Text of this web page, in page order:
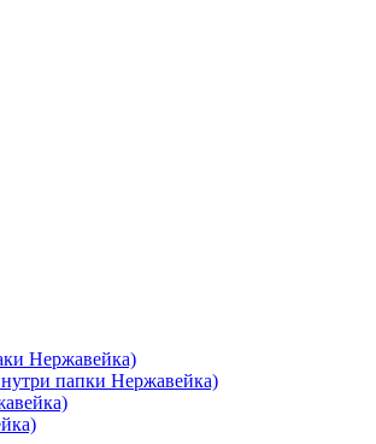
Нержавейка)
папки Нержавейка)